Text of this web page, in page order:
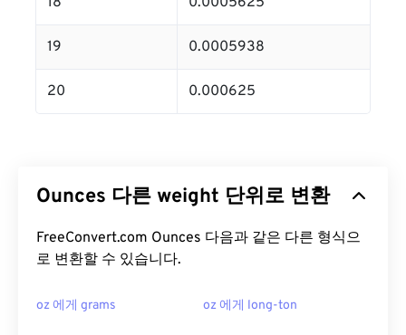
19 0.0005938
20 0.000625
Ounces 다른 weight 단위로 변환
FreeConvert.com Ounces 다음과 같은 다른 형식으
로 변환할 수 있습니다.
oz 에게 grams oz 에게 long-ton